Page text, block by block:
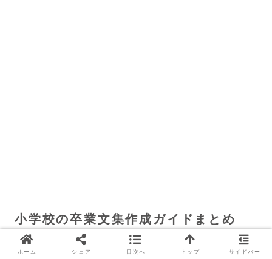
小学校の卒業文集作成ガイドまとめ
ホーム シェア 目次へ トップ サイドバー